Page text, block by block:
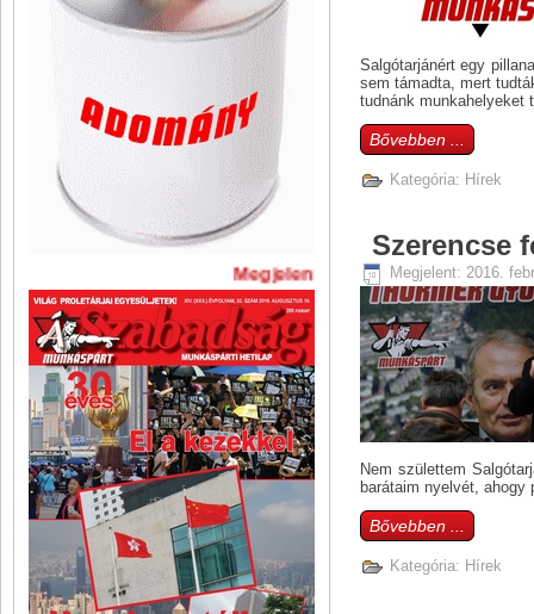
Megjelent A Szabadság legújabb
Salgótarjánért egy
sem támadta, mert
tudnánk munkahelyeket
Bővebben ...
Kategória: Hírek
Szerencse
Megjelent: 2016.
Nem születtem
barátaim nyelvét,
Bővebben ...
Kategória: Hírek